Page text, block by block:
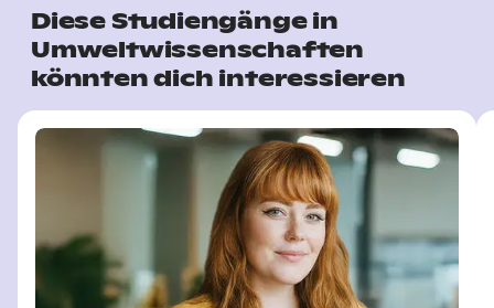
Diese Studiengänge in
Umweltwissenschaften
könnten dich interessieren